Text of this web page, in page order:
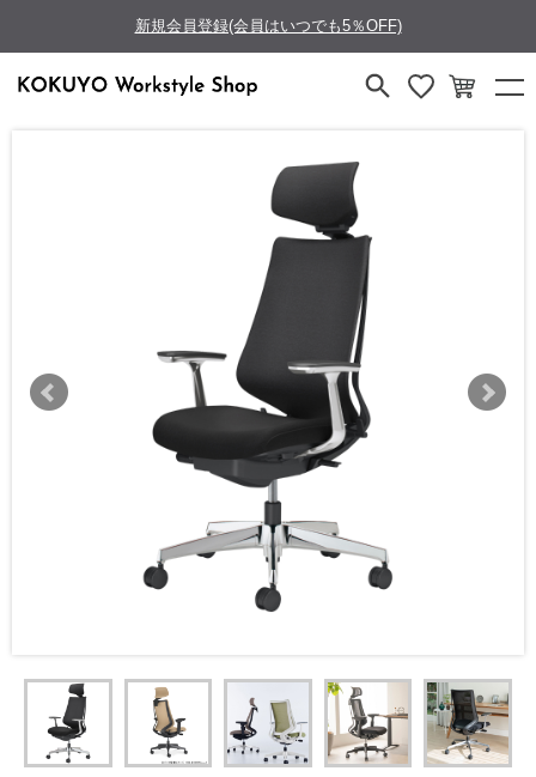
新規会員登録(会員はいつでも5％OFF)